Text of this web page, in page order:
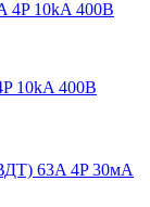
10kA 400В